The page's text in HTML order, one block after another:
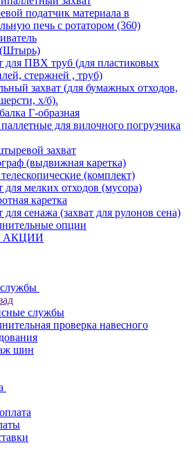
податчик материала в
печь с ротатором (360)
для ПВХ труб (для пластиковых
стержней , труб)
захват (для бумажных отходов,
х/б).
Г-образная
для вилочного погрузчика
захват
(выдвижная каретка)
(комплект)
для мелких отходов (мусора)
каретка
для сенажа (захват для рулонов сена)
опции
АКЦИИ
службы
проверка навесного
шин